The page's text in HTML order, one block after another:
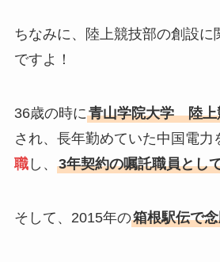
ちなみに、陸上競技部の創設に
ですよ！
36歳の時に青山学院大学 陸上
され、長年勤めていた中国電力
職し、 3年契約の嘱託職員とし
そして、2015年の箱根駅伝で